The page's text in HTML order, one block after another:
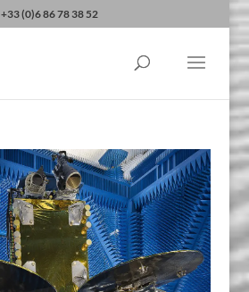
+33 (0)6 86 78 38 52